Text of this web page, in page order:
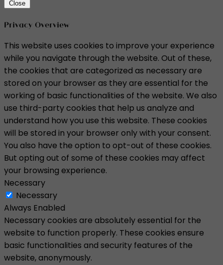
Close
Privacy Overview
This website uses cookies to improve your experience
while you navigate through the website. Out of these,
the cookies that are categorized as necessary are
stored on your browser as they are essential for the
working of basic functionalities of the website. We also
use third-party cookies that help us analyze and
understand how you use this website. These cookies
will be stored in your browser only with your consent.
You also have the option to opt-out of these cookies.
But opting out of some of these cookies may affect
your browsing experience.
Necessary
Necessary
Always Enabled
Necessary cookies are absolutely essential for the
website to function properly. These cookies ensure
basic functionalities and security features of the
website, anonymously.